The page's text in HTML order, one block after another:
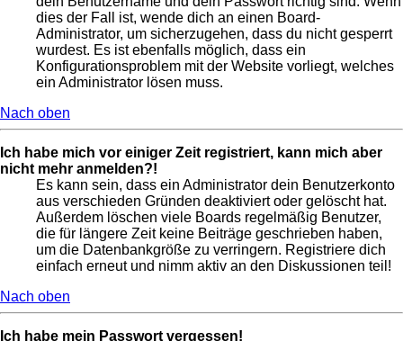
dies der Fall ist, wende dich an einen Board-
Administrator, um sicherzugehen, dass du nicht gesperrt
wurdest. Es ist ebenfalls möglich, dass ein
Konfigurationsproblem mit der Website vorliegt, welches
ein Administrator lösen muss.
Nach oben
Ich habe mich vor einiger Zeit registriert, kann mich aber
nicht mehr anmelden?!
Es kann sein, dass ein Administrator dein Benutzerkonto
aus verschieden Gründen deaktiviert oder gelöscht hat.
Außerdem löschen viele Boards regelmäßig Benutzer,
die für längere Zeit keine Beiträge geschrieben haben,
um die Datenbankgröße zu verringern. Registriere dich
einfach erneut und nimm aktiv an den Diskussionen teil!
Nach oben
Ich habe mein Passwort vergessen!